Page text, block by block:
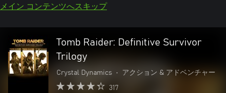
メイン コンテンツへスキップ
Tomb Raider: Definitive Survivor
Trilogy
Crystal Dynamics • アクション & アドベンチャー
317